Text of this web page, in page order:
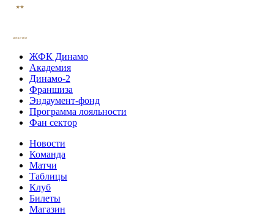
ЖФК Динамо
Академия
Динамо-2
Франшиза
Эндаумент-фонд
Программа лояльности
Фан сектор
Новости
Команда
Матчи
Таблицы
Клуб
Билеты
Магазин